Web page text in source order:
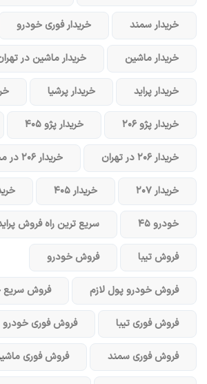
خریدار سمند خریدار فوری خودرو
خریدار ماشین خریدار ماشین در
خریدار پراید خریدار پرشیا
خریدار پژو ۲۰۶ خریدار پژو ۴۰۵
خریدار ۲۰۶ در تهران خریدار ۲۰۶ در محل
خریدار ۲۰۷ خریدار ۴۰۵ خریدار
خودرو ۴۵ سریع ترین راه فروش
فروش تیبا فروش خودرو
فروش خودرو پول لازم فروش سریع
فروش فوری تیبا فروش فوری خودرو
فروش فوری سمند فروش فوری